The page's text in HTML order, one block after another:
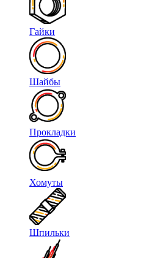
Гайки
Шайбы
Прокладки
Хомуты
Шпильки